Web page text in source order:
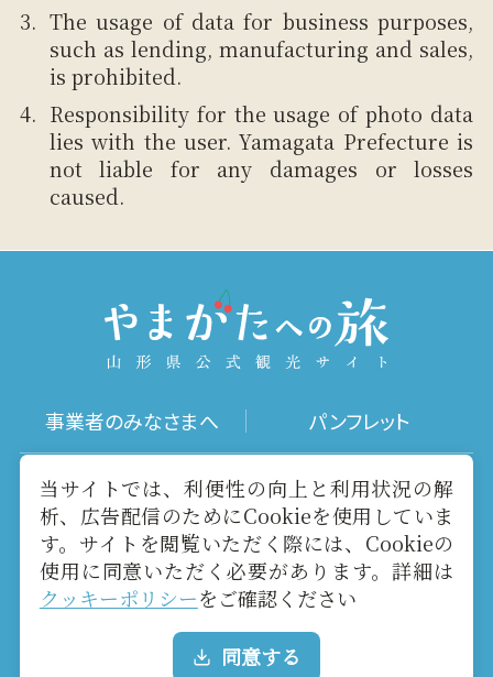
The usage of data for business purposes,
such as lending, manufacturing and sales,
is prohibited.
Responsibility for the usage of photo data
lies with the user. Yamagata Prefecture is
not liable for any damages or losses
caused.
事業者のみなさまへ パンフレット
写真ダウンロード 動画ギャラリー
お役立ちリンク 当サイトについて
メールマガジン お問い合わせ
当サイトでは、利便性の向上と利用状況の解
析、広告配信のためにCookieを使用していま
す。サイトを閲覧いただく際には、Cookieの
使用に同意いただく必要があります。詳細は
クッキーポリシーをご確認ください
同意する